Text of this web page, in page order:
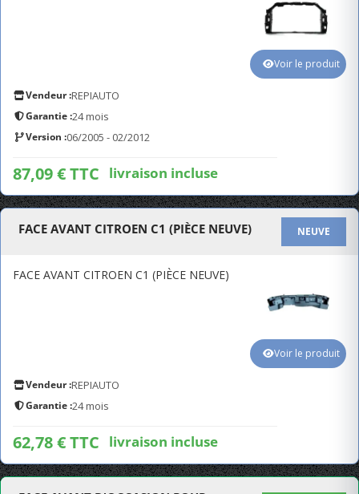
Vendeur :REPIAUTO
Garantie :24 mois
Version :06/2005 - 02/2012
87,09 € TTC livraison incluse
Voir le produit
FACE AVANT CITROEN C1 (PIÈCE NEUVE) NEUVE
FACE AVANT CITROEN C1 (PIÈCE NEUVE)
Vendeur :REPIAUTO
Garantie :24 mois
62,78 € TTC livraison incluse
Voir le produit